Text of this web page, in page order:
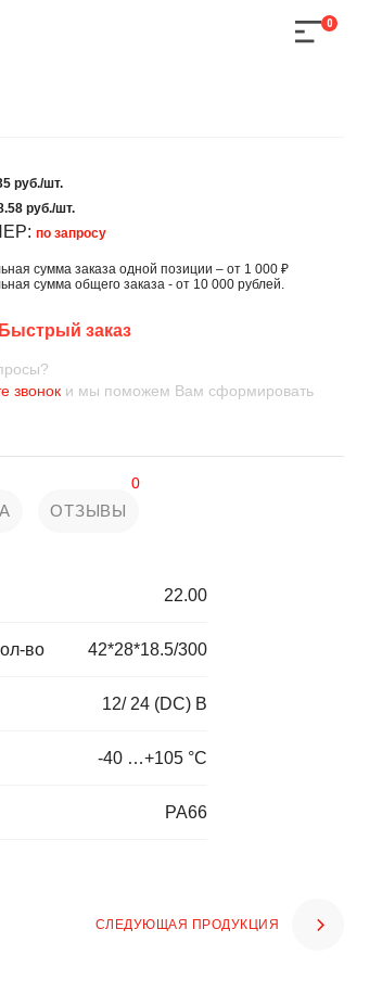
0
руб./шт.
руб./шт.
по запросу
сумма заказа одной позиции – от 1 000 ₽
сумма общего заказа - от 10 000 рублей.
Быстрый заказ
звоноки мы поможем Вам сформировать
ОТЗЫВЫ
0
22.00
во 42*28*18.5/300
12/ 24 (DC) В
-40 …+105 °С
PA66
СЛЕДУЮЩАЯ ПРОДУКЦИЯ